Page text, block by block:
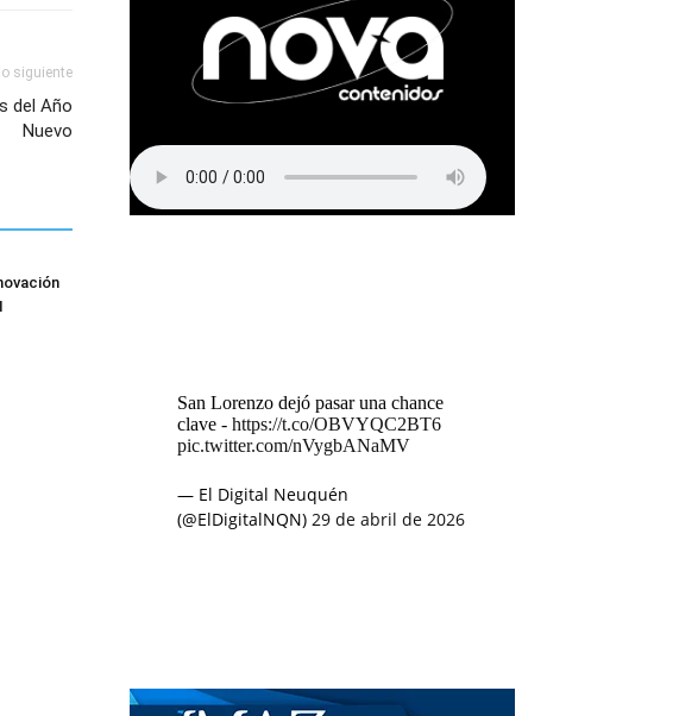
siguiente
del Año
Nuevo
San Lorenzo dejó pasar una chance
clave - https://t.co/OBVYQC2BT6
pic.twitter.com/nVygbANaMV
— El Digital Neuquén
(@ElDigitalNQN) 29 de abril de 2026